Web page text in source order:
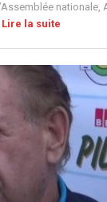
nationale,
Lire la suite